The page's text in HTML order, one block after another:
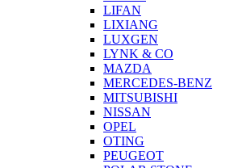
LIFAN
LIXIANG
LUXGEN
LYNK & CO
MAZDA
MERCEDES-BENZ
MITSUBISHI
NISSAN
OPEL
OTING
PEUGEOT